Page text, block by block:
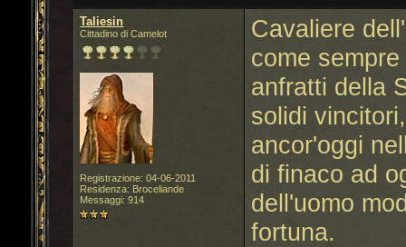
Taliesin
Cittadino di Camelot
Registrazione: 04-06-2011
Residenza: Broceliande
Messaggi: 914
Cavaliere
come
anfratti della
solidi
ancor'oggi
di finaco ad
dell'uomo
fortuna.